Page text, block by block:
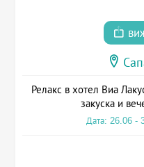
Релакс в хотел Виа
закуска и
Дата: 26.06 -